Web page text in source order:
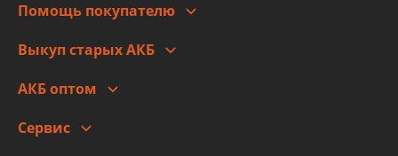
Правовая информация
Помощь покупателю
Оплата
Гарантии и возврат
Выкуп старых АКБ
АКБ оптом
Сервис